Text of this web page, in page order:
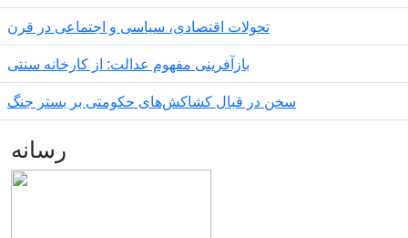
تحولات اقتصادی، سیاسی و اجتماعی در قرن
بازآفرینی مفهوم عدالت: از کارخانه سنتی
سخن در قبال کشاکش‌های حکومتی بر بستر جنگ
رسانه